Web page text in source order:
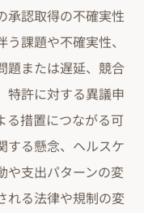
承認取得の不確実性
課題や不確実性、
題または遅延、競合
特許に対する異議申
る措置につながる可
する懸念、ヘルスケ
や支出パターンの変
れる法律や規制の変